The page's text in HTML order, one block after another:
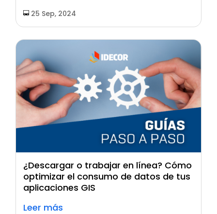
25 Sep, 2024
¿Descargar o trabajar en línea? Cómo
optimizar el consumo de datos de tus
aplicaciones GIS
Leer más